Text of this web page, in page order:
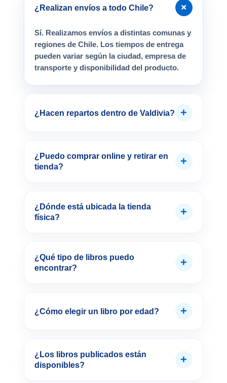
¿Realizan envíos a todo Chile? +
Sí. Realizamos envíos a distintas comunas y
regiones de Chile. Los tiempos de entrega
pueden variar según la ciudad, empresa de
transporte y disponibilidad del producto.
¿Hacen repartos dentro de Valdivia? +
¿Puedo comprar online y retirar en
tienda?
+
¿Dónde está ubicada la tienda
física?
+
¿Qué tipo de libros puedo
encontrar?
+
¿Cómo elegir un libro por edad? +
¿Los libros publicados están
disponibles?
+